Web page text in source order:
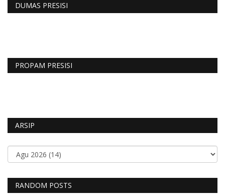
DUMAS PRESISI
PROPAM PRESISI
ARSIP
RANDOM POSTS